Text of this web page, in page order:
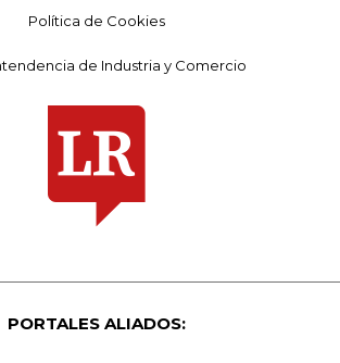
Política de Cookies
de Industria y Comercio
PORTALES ALIADOS: